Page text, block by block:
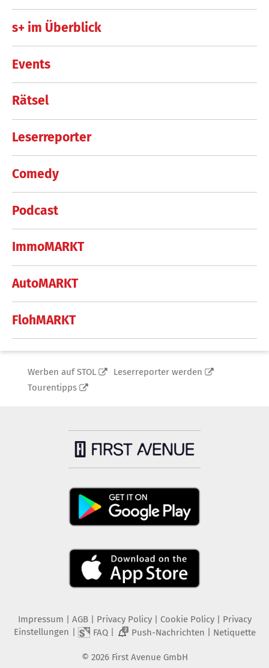
s+ im Überblick
Events
Rätsel
Leserreporter
Comedy
Podcast
ImmoMARKT
AutoMARKT
FlohMARKT
Werben auf STOL
Leserreporter werden
Tourentipps
Impressum | AGB | Privacy Policy| Cookie Policy| Privacy
Einstellungen | FAQ| 2 Push-Nachrichten | Netiquette
© 2026 First Avenue GmbH